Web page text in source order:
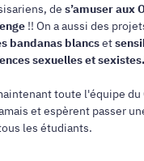
de s’amuser aux
!! On a aussi des
bandanas blancset
sexuelles et sexistes.
toute l'équipe
et espèrent passer
les étudiants.